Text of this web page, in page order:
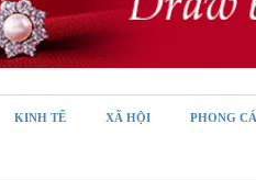
KINH TẾ XÃ HỘI PHONG